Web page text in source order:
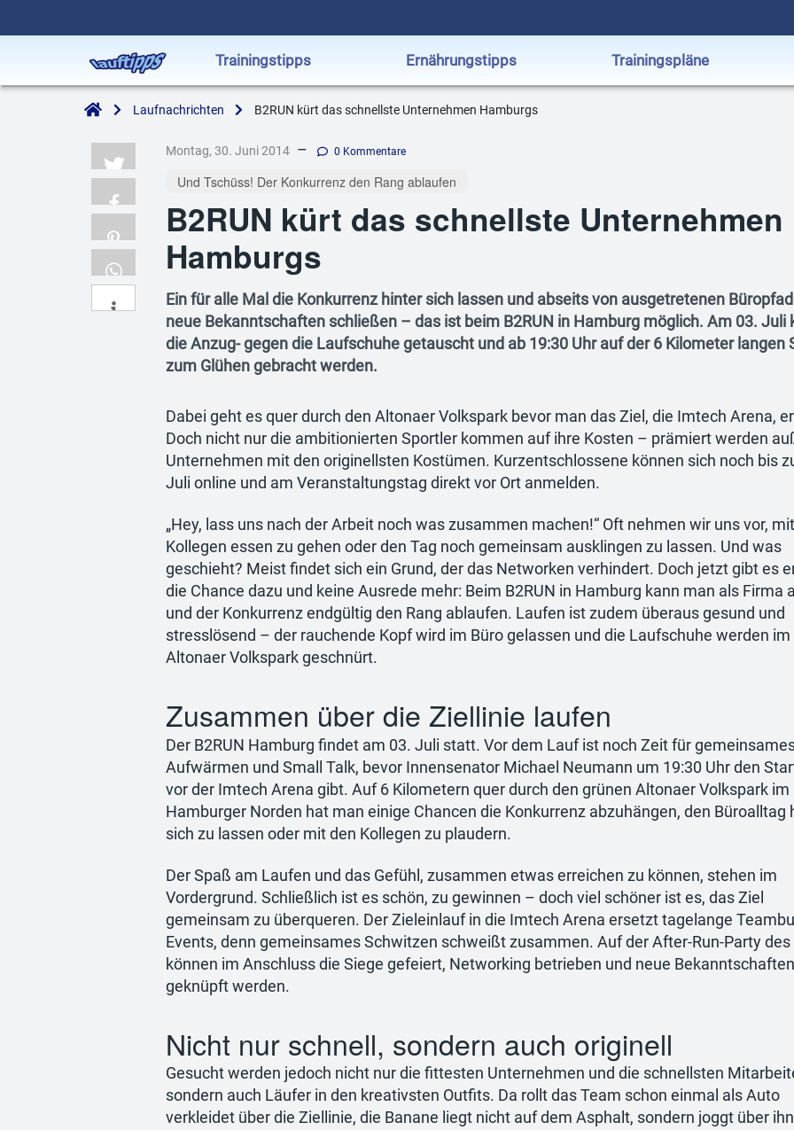
Trainingstipps Ernährungstipps Trainingspläne
Laufnachrichten B2RUN kürt das schnellste Unternehmen Hamburgs
Montag, 30. Juni 2014– 0 Kommentare
Und Tschüss! Der Konkurrenz den Rang ablaufen
B2RUN kürt das schnellste Unternehmen
Hamburgs
Ein für alle Mal die Konkurrenz hinter sich lassen und abseits von ausgetretenen
neue Bekanntschaften schließen – das ist beim B2RUN in Hamburg möglich. Am 03. Juli
die Anzug- gegen die Laufschuhe getauscht und ab 19:30 Uhr auf der 6 Kilometer langen
zum Glühen gebracht werden.
Dabei geht es quer durch den Altonaer Volkspark bevor man das Ziel, die Imtech Arena,
Doch nicht nur die ambitionierten Sportler kommen auf ihre Kosten – prämiert werden
Unternehmen mit den originellsten Kostümen. Kurzentschlossene können sich noch bis
Juli online und am Veranstaltungstag direkt vor Ort anmelden.
„Hey, lass uns nach der Arbeit noch was zusammen machen!“ Oft nehmen wir uns vor,
Kollegen essen zu gehen oder den Tag noch gemeinsam ausklingen zu lassen. Und was
geschieht? Meist findet sich ein Grund, der das Networken verhindert. Doch jetzt gibt es
die Chance dazu und keine Ausrede mehr: Beim B2RUN in Hamburg kann man als Firma
und der Konkurrenz endgültig den Rang ablaufen. Laufen ist zudem überaus gesund und
stresslösend – der rauchende Kopf wird im Büro gelassen und die Laufschuhe werden im
Altonaer Volkspark geschnürt.
Zusammen über die Ziellinie laufen
Der B2RUN Hamburg findet am 03. Juli statt. Vor dem Lauf ist noch Zeit für
Aufwärmen und Small Talk, bevor Innensenator Michael Neumann um 19:30 Uhr den
vor der Imtech Arena gibt. Auf 6 Kilometern quer durch den grünen Altonaer Volkspark im
Hamburger Norden hat man einige Chancen die Konkurrenz abzuhängen, den Büroalltag
sich zu lassen oder mit den Kollegen zu plaudern.
Der Spaß am Laufen und das Gefühl, zusammen etwas erreichen zu können, stehen im
Vordergrund. Schließlich ist es schön, zu gewinnen – doch viel schöner ist es, das Ziel
gemeinsam zu überqueren. Der Zieleinlauf in die Imtech Arena ersetzt tagelange
Events, denn gemeinsames Schwitzen schweißt zusammen. Auf der After-Run-Party des
können im Anschluss die Siege gefeiert, Networking betrieben und neue Bekanntschaften
geknüpft werden.
Nicht nur schnell, sondern auch originell
Gesucht werden jedoch nicht nur die fittesten Unternehmen und die schnellsten
sondern auch Läufer in den kreativsten Outfits. Da rollt das Team schon einmal als Auto
verkleidet über die Ziellinie, die Banane liegt nicht auf dem Asphalt, sondern joggt über